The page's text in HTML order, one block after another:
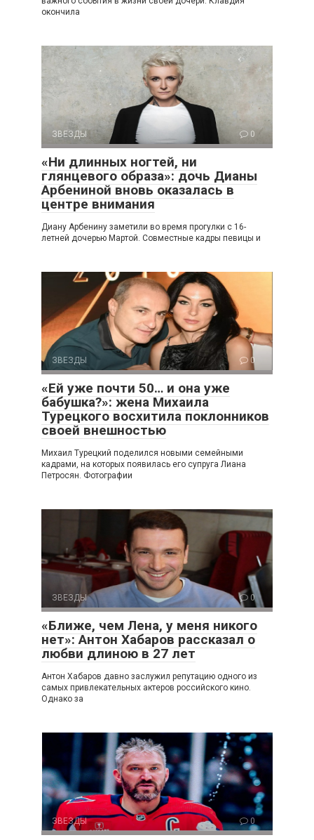
окончила
ЗВЕЗДЫ 0
«Ни длинных ногтей, ни
глянцевого образа»: дочь Дианы
Арбениной вновь оказалась в
центре внимания
Диану Арбенину заметили во время прогулки с 16-
летней дочерью Мартой. Совместные кадры певицы и
ЗВЕЗДЫ 0
«Ей уже почти 50… и она уже
бабушка?»: жена Михаила
Турецкого восхитила поклонников
своей внешностью
Михаил Турецкий поделился новыми семейными
кадрами, на которых появилась его супруга Лиана
Петросян. Фотографии
ЗВЕЗДЫ 0
«Ближе, чем Лена, у меня никого
нет»: Антон Хабаров рассказал о
любви длиною в 27 лет
Антон Хабаров давно заслужил репутацию одного из
самых привлекательных актеров российского кино.
Однако за
ЗВЕЗДЫ 0